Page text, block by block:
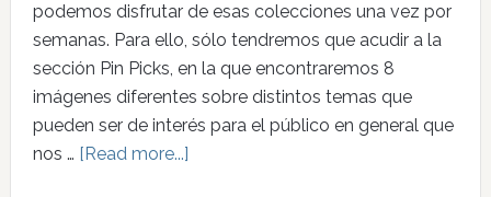
podemos disfrutar de esas colecciones una vez por
semanas. Para ello, sólo tendremos que acudir a la
sección Pin Picks, en la que encontraremos 8
imágenes diferentes sobre distintos temas que
pueden ser de interés para el público en general que
nos … [Read more...]